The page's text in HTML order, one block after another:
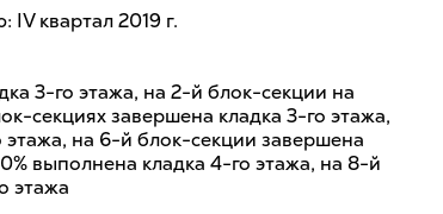
квартал 2019 г.
3-го этажа, на 2-й блок-секции на
секциях завершена кладка 3-го этажа,
на 6-й блок-секции завершена
выполнена кладка 4-го этажа, на 8-й
этажа